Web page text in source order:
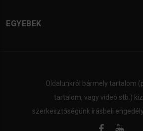
EGYEBEK
Oldalunkról bármely tartalom
tartalom, vagy videó stb.)
szerkesztőségünk írásbeli